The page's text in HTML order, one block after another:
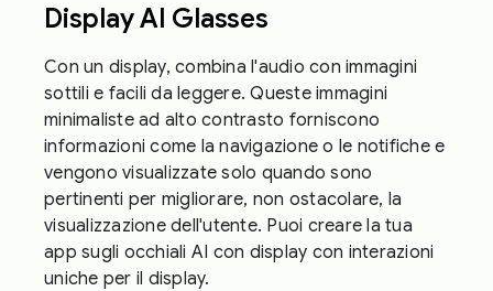
Display AI Glasses
Con un display, combina l'audio con immagini
sottili e facili da leggere. Queste immagini
minimaliste ad alto contrasto forniscono
informazioni come la navigazione o le notifiche e
vengono visualizzate solo quando sono
pertinenti per migliorare, non ostacolare, la
visualizzazione dell'utente. Puoi creare la tua
app sugli occhiali AI con display con interazioni
uniche per il display.